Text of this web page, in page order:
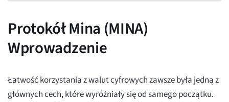
Protokół Mina (MINA)
Wprowadzenie
Łatwość korzystania z walut cyfrowych zawsze była jedną z
głównych cech, które wyróżniały się od samego początku.